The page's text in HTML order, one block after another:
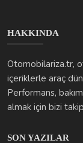
Performans,
SON YAZILAR